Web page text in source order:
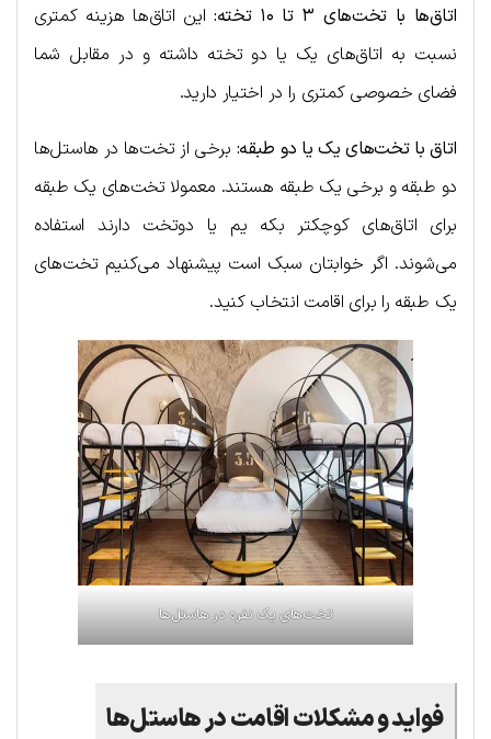
اتاق‌ها با تخت‌های ۳ تا ۱۰ تخته:
این اتاق‌ها هزینه کمتری
نسبت به اتاق‌های یک یا دو تخته داشته و در مقابل شما
فضای خصوصی کمتری را در اختیار دارید.
اتاق با تخت‌های یک یا دو طبقه: برخی از تخت‌ها در هاستل‌ها
دو طبقه و برخی یک طبقه هستند. معمولا تخت‌های یک طبقه
برای اتاق‌های کوچکتر بکه یم یا دوتخت دارند استفاده
می‌شوند. اگر خوابتان سبک است پیشنهاد می‌کنیم تخت‌های
یک طبقه را برای اقامت انتخاب کنید.
تخت‌های یک نفره در هاستل‌ها
فواید و مشکلات اقامت در هاستل­‌ها